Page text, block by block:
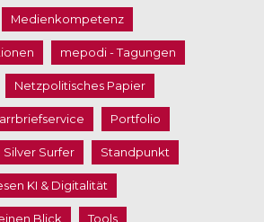
Medienkompetenz
mepodi - Tagungen
Netzpolitisches Papier
Portfolio
Silver Surfer Standpunkt
KI & Digitalität
Blick Tools